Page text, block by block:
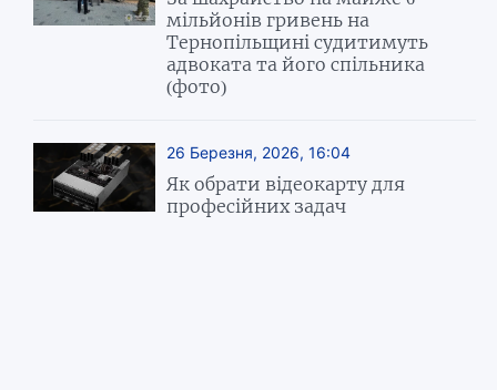
мільйонів гривень на
Тернопільщині судитимуть
адвоката та його спільника
(фото)
26 Березня, 2026, 16:04
Як обрати відеокарту для
професійних задач